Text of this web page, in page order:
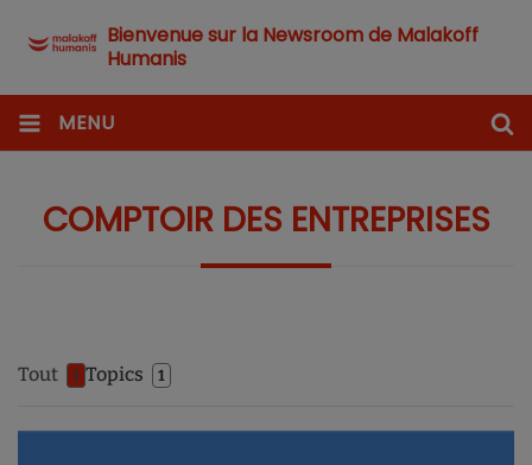
Bienvenue sur la Newsroom de Malakoff
Humanis
MENU
COMPTOIR DES ENTREPRISES
Tout 1 Topics 1